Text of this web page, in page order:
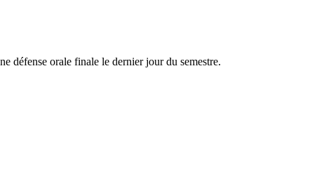
défense orale finale le dernier jour du semestre.